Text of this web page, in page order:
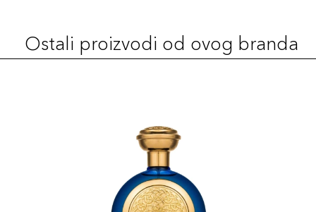
Ostali proizvodi od ovog branda